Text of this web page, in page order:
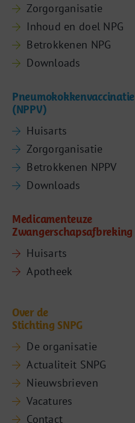
Zorgorganisatie
Inhoud en doel NPG
Betrokkenen NPG
Downloads
Pneumokokkenvaccinatie
(NPPV)
Huisarts
Zorgorganisatie
Betrokkenen NPPV
Downloads
Medicamenteuze
Zwangerschapsafbreking
Huisarts
Apotheek
Over de
Stichting SNPG
De organisatie
Actualiteit SNPG
Nieuwsbrieven
Vacatures
Contact